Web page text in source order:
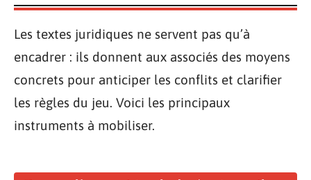
Les textes juridiques ne servent pas qu’à
encadrer : ils donnent aux associés des moyens
concrets pour anticiper les conflits et clarifier
les règles du jeu. Voici les principaux
instruments à mobiliser.